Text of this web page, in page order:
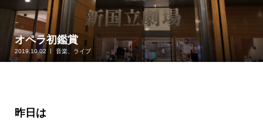
オペラ初鑑賞
2019.10.02 音楽、ライブ
昨日は